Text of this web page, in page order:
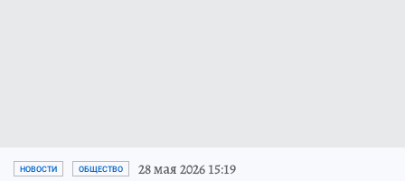
НОВОСТИ ОБЩЕСТВО 28 мая 2026 15:19